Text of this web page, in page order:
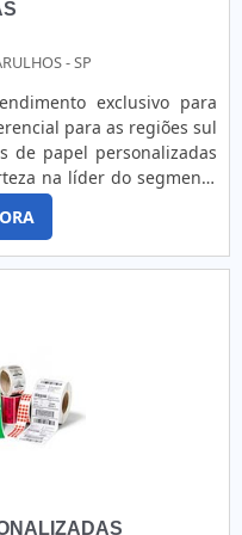
- SP
exclusivo para
para as regiões sul
de papel personalizadas
na líder do segmento
na melhor empresa do
qualidade e
AS ETIQUETAS DE
quer achar
de sorvete, oferecendo
final.Não obstante,
personalizadas para
empresa que tenha
o produto deve ser